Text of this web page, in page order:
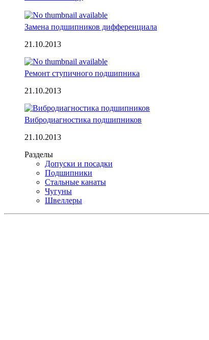
Замена подшипников дифференциала
21.10.2013
Ремонт ступичного подшипника
21.10.2013
Вибродиагностика подшипников
21.10.2013
Разделы
Допуски и посадки
Подшипники
Стальные канаты
Чугуны
Швеллеры